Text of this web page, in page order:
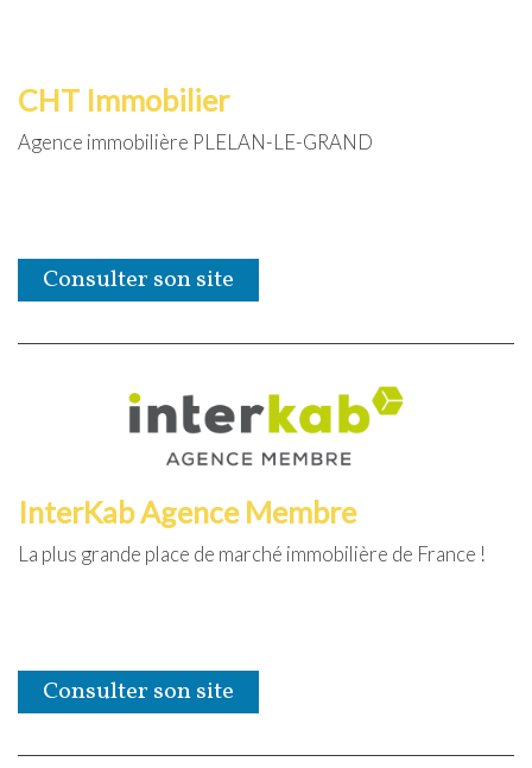
CHT Immobilier
Agence immobilière PLELAN-LE-GRAND
Consulter son site
InterKab Agence Membre
La plus grande place de marché immobilière de France !
Consulter son site